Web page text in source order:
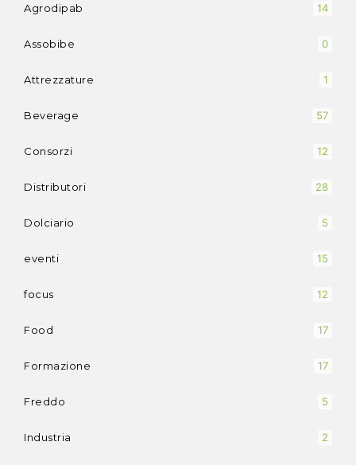
Agrodipab 14
Assobibe 0
Attrezzature 1
Beverage 57
Consorzi 12
Distributori 28
Dolciario 5
eventi 15
focus 12
Food 17
Formazione 17
Freddo 5
Industria 2